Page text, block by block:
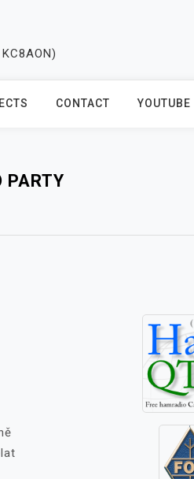
CONTACT YOUTUBE
PARTY